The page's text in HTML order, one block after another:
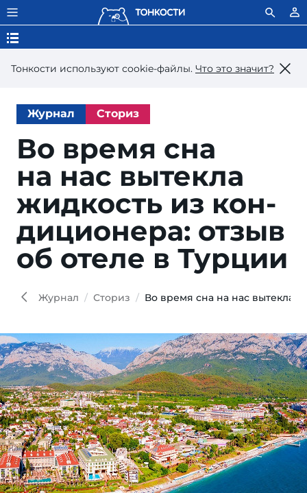
Тонкости используют сookie-файлы. Что это значит?
Журнал Сториз
Во время сна
на нас вы­тек­ла
жид­кость из кон­
ди­ци­о­не­ра: от­зыв
об оте­ле в Турции
Журнал Сториз Во время сна на нас вытекла